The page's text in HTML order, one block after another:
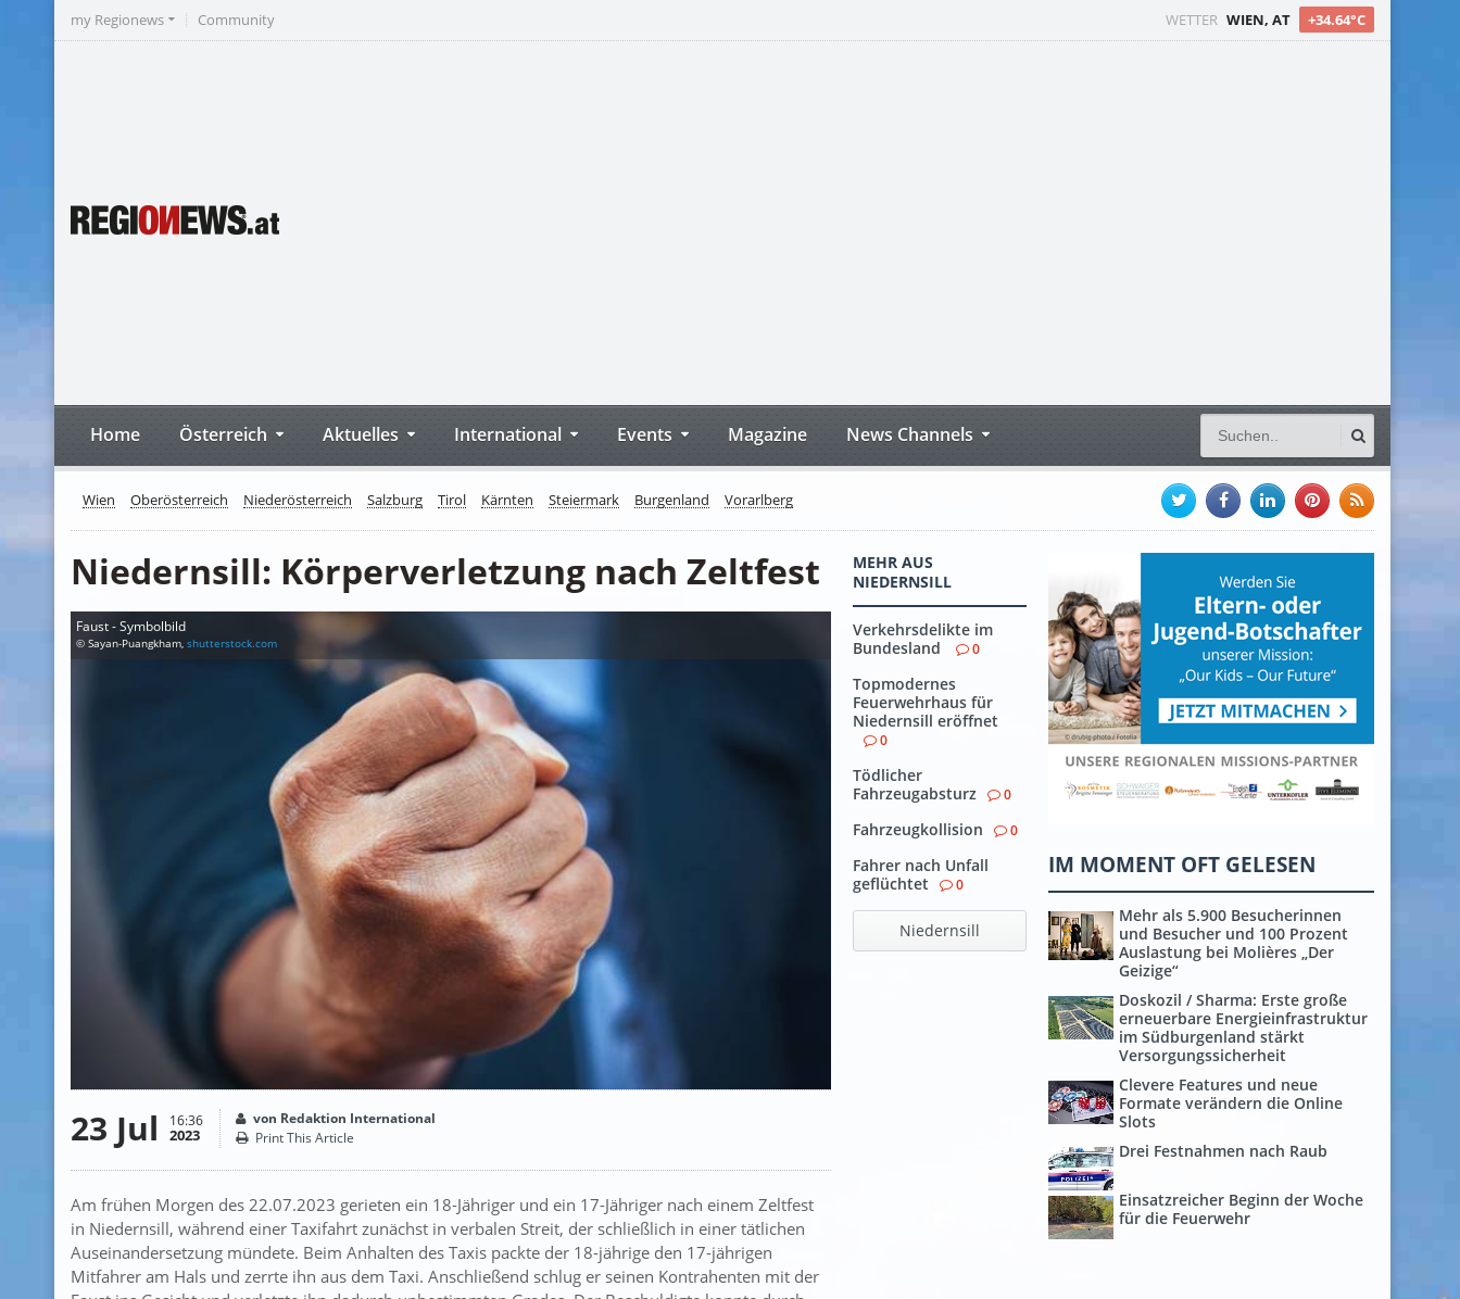
WETTER WIEN, AT +34.64°C
my Regionews Community
Home Österreich Aktuelles International Events Magazine News Channels
Wien Oberösterreich Niederösterreich Salzburg Tirol Kärnten Steiermark Burgenland Vorarlberg
Niedernsill: Körperverletzung nach Zeltfest
Faust - Symbolbild
© Sayan-Puangkham, shutterstock.com
23 Jul 16:36
2023
von Redaktion International
Print This Article
Am frühen Morgen des 22.07.2023 gerieten ein 18-Jähriger und ein 17-Jähriger nach einem Zeltfest
in Niedernsill, während einer Taxifahrt zunächst in verbalen Streit, der schließlich in einer tätlichen
Auseinandersetzung mündete. Beim Anhalten des Taxis packte der 18-jährige den 17-jährigen
Mitfahrer am Hals und zerrte ihn aus dem Taxi. Anschließend schlug er seinen Kontrahenten mit der
MEHR AUS
NIEDERNSILL
Verkehrsdelikte im
Bundesland
0
Topmodernes
Feuerwehrhaus für
Niedernsill eröffnet
0
Tödlicher
Fahrzeugabsturz
0
Fahrzeugkollision 0
Fahrer nach Unfall
geflüchtet
0
Niedernsill
IM MOMENT OFT GELESEN
Mehr als 5.900 Besucherinnen
und Besucher und 100 Prozent
Auslastung bei Molières „Der
Geizige“
Doskozil / Sharma: Erste große
erneuerbare Energieinfrastruktur
im Südburgenland stärkt
Versorgungssicherheit
Clevere Features und neue
Formate verändern die Online
Slots
Drei Festnahmen nach Raub
Einsatzreicher Beginn der Woche
für die Feuerwehr